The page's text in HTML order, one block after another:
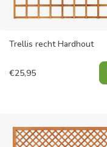
Trellis recht Hardhout
€25,95